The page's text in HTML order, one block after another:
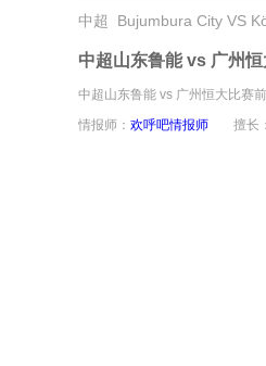
中超 Bujumbura City VS
中超山东鲁能 vs 广州
中超山东鲁能 vs 广州恒大比赛
情报师： 欢呼吧情报师 擅长：